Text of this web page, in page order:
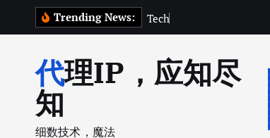
Trending News: Tech
代理IP，应知尽
知
细数技术，魔法